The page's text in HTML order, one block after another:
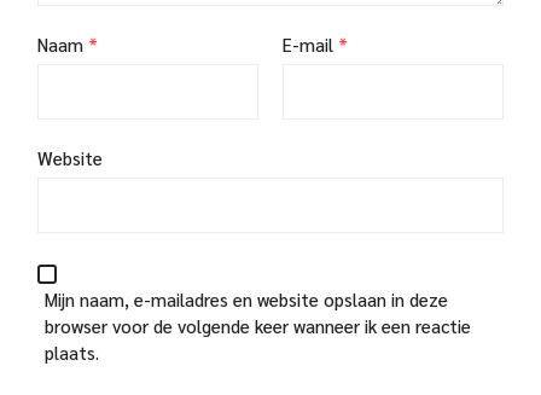
Naam * E-mail *
Website
Mijn naam, e-mailadres en website opslaan in deze
browser voor de volgende keer wanneer ik een reactie
plaats.